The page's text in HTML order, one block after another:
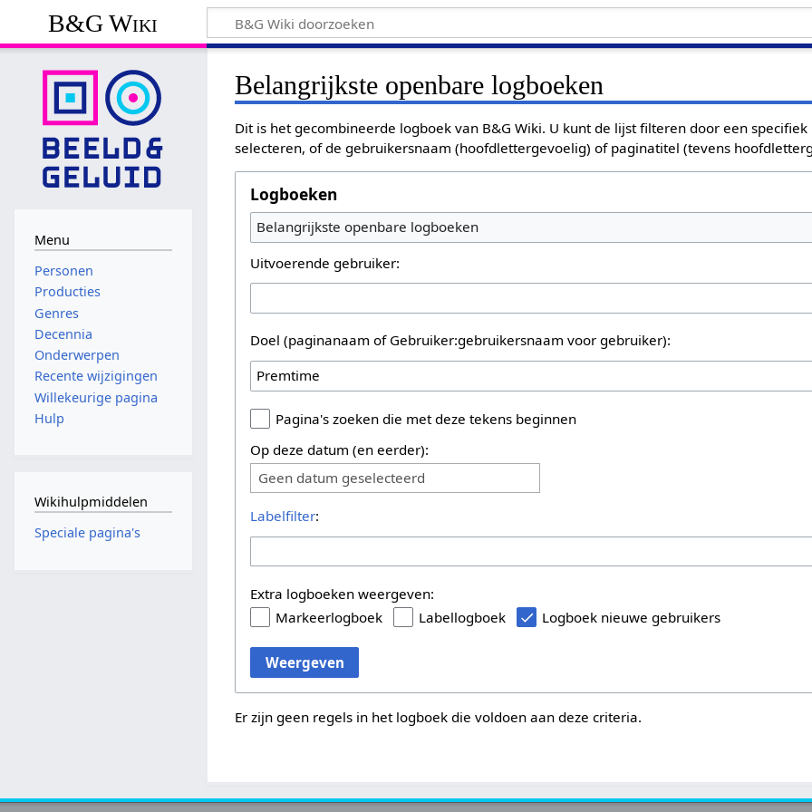
B&G Wiki
Belangrijkste openbare logboeken
Dit is het gecombineerde logboek van B&G Wiki. U kunt de lijst filteren door een
selecteren, of de gebruikersnaam (hoofdlettergevoelig) of paginatitel (tevens
Logboeken
Belangrijkste openbare logboeken
Uitvoerende gebruiker:
Doel (paginanaam of Gebruiker:gebruikersnaam voor gebruiker):
Pagina's zoeken die met deze tekens beginnen
Op deze datum (en eerder):
Geen datum geselecteerd
Labelfilter:
Extra logboeken weergeven:
Markeerlogboek
Labellogboek Logboek nieuwe gebruikers
Weergeven
Er zijn geen regels in het logboek die voldoen aan deze criteria.
Menu
Personen
Producties
Genres
Decennia
Onderwerpen
Recente wijzigingen
Willekeurige pagina
Hulp
Wikihulpmiddelen
Speciale pagina's